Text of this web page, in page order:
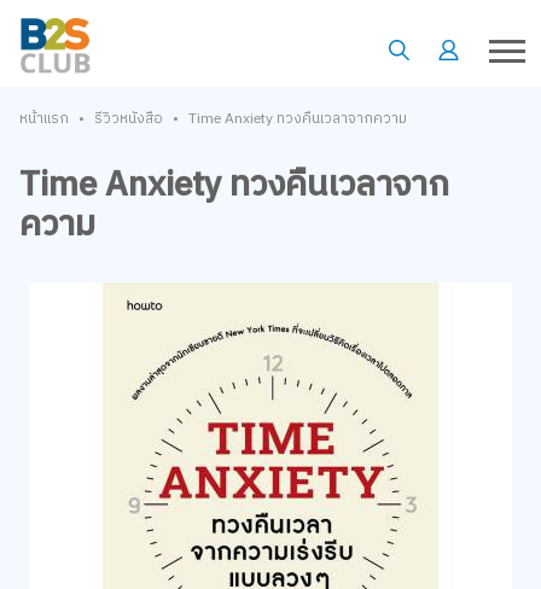
หน้าแรก • รีวิวหนังสือ • Time Anxiety ทวงคืนเวลาจากความ
Time Anxiety ทวงคืนเวลาจาก
ความ